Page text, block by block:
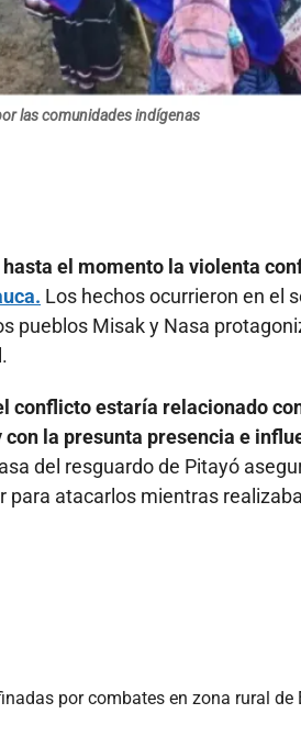
las comunidades indígenas
el momento la violenta
Los hechos ocurrieron en el
pueblos Misak y Nasa
conflicto estaría relacionado
la presunta presencia e
del resguardo de Pitayó
para atacarlos mientras
por combates en zona rural de